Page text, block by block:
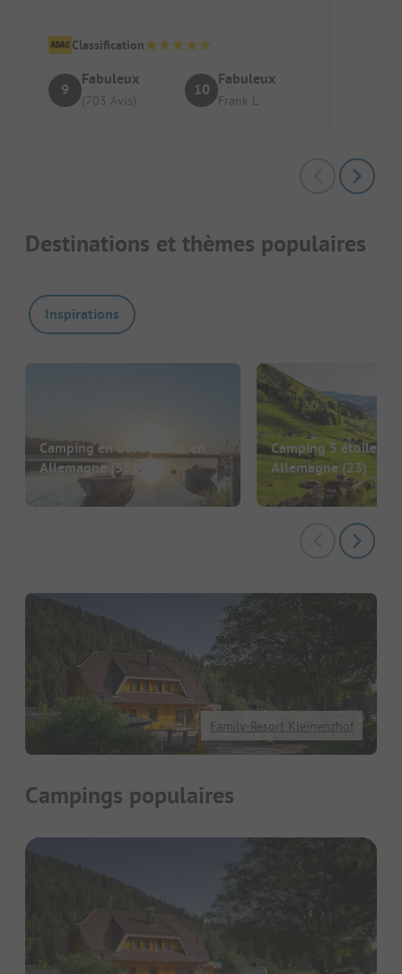
Classification
9
Fabuleux
(703 Avis)
10
Fabuleux
Frank L
Destinations et thèmes populaires
Inspirations
Camping en bord de lac en
Allemagne (551)
Camping 5 étoiles en
Allemagne (23)
Family-Resort Kleinenzhof
Campings populaires